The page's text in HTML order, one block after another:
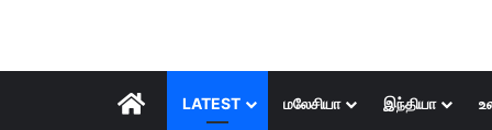
HOMELATEST மலேசியா இந்தியா